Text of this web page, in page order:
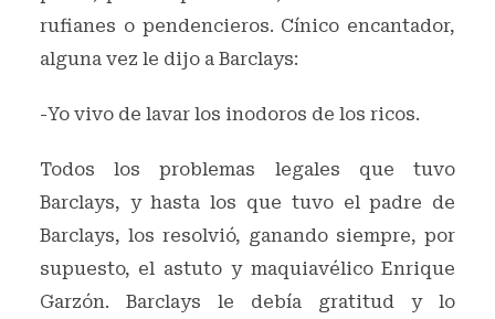
rufianes o pendencieros. Cínico encantador,
alguna vez le dijo a Barclays:
-Yo vivo de lavar los inodoros de los ricos.
Todos los problemas legales que tuvo
Barclays, y hasta los que tuvo el padre de
Barclays, los resolvió, ganando siempre, por
supuesto, el astuto y maquiavélico Enrique
Garzón. Barclays le debía gratitud y lo